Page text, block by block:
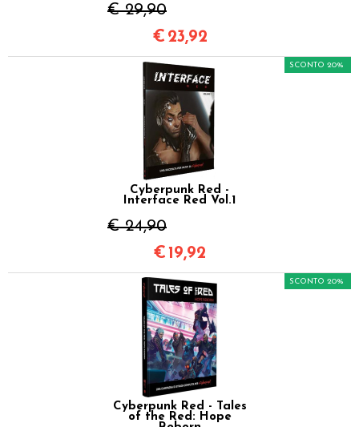
€ 29,90
€ 23,92
Cyberpunk Red -
Interface Red Vol.1
€ 24,90
SCONTO 20%
€ 19,92
Cyberpunk Red - Tales
of the Red: Hope
SCONTO 20%